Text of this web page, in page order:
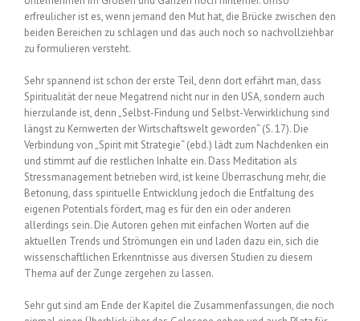
erfreulicher ist es, wenn jemand den Mut hat, die Brücke zwischen den
beiden Bereichen zu schlagen und das auch noch so nachvollziehbar
zu formulieren versteht.
Sehr spannend ist schon der erste Teil, denn dort erfährt man, dass
Spiritualität der neue Megatrend nicht nur in den USA, sondern auch
hierzulande ist, denn „Selbst-Findung und Selbst-Verwirklichung sind
längst zu Kernwerten der Wirtschaftswelt geworden“ (S. 17). Die
Verbindung von „Spirit mit Strategie“ (ebd.) lädt zum Nachdenken ein
und stimmt auf die restlichen Inhalte ein. Dass Meditation als
Stressmanagement betrieben wird, ist keine Überraschung mehr, die
Betonung, dass spirituelle Entwicklung jedoch die Entfaltung des
eigenen Potentials fördert, mag es für den ein oder anderen
allerdings sein. Die Autoren gehen mit einfachen Worten auf die
aktuellen Trends und Strömungen ein und laden dazu ein, sich die
wissenschaftlichen Erkenntnisse aus diversen Studien zu diesem
Thema auf der Zunge zergehen zu lassen.
Sehr gut sind am Ende der Kapitel die Zusammenfassungen, die noch